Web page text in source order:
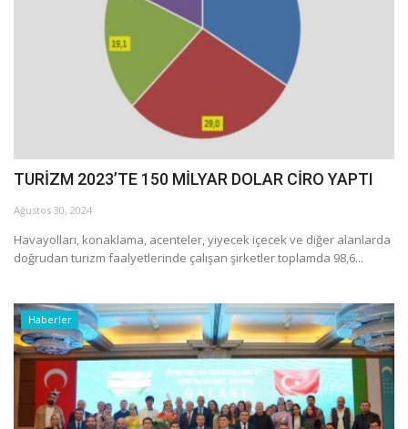
TURİZM 2023’TE 150 MİLYAR DOLAR CİRO YAPTI
Ağustos 30, 2024
Havayolları, konaklama, acenteler, yiyecek içecek ve diğer alanlarda
doğrudan turizm faalyetlerinde çalışan şirketler toplamda 98,6...
Haberler